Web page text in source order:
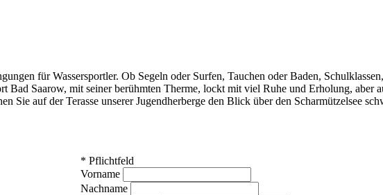
für Wassersportler. Ob Segeln oder Surfen, Tauchen oder Baden,
Saarow, mit seiner berühmten Therme, lockt mit viel Ruhe und Erholung, aber
auf der Terasse unserer Jugendherberge den Blick über den Scharmützelsee
* Pflichtfeld
Vorname
Nachname